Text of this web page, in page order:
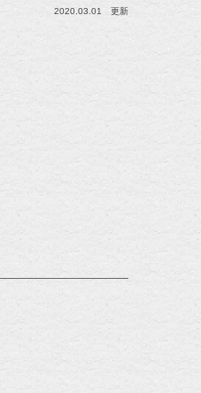
2020.03.01 更新